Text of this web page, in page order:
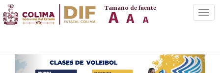
Tamaño de fuente